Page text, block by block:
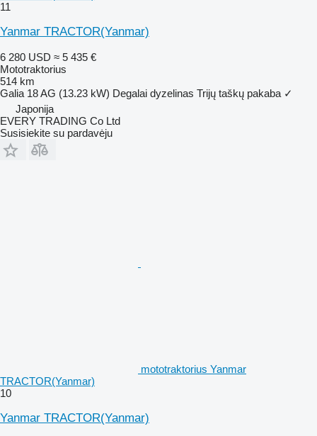
11
Yanmar TRACTOR(Yanmar)
6 280 USD ≈ 5 435 €
Mototraktorius
514 km
Galia 18 AG (13.23 kW) Degalai dyzelinas Trijų taškų pakaba ✓
Japonija
EVERY TRADING Co Ltd
Susisiekite su pardavėju
mototraktorius Yanmar
TRACTOR(Yanmar)
10
Yanmar TRACTOR(Yanmar)